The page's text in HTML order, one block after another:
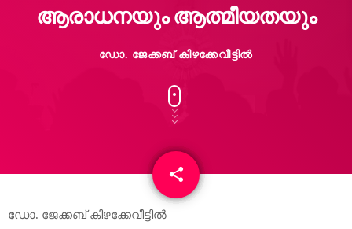
ആരാധനയും ആത്മീയതയും
ഡോ. ജേക്കബ് കിഴക്കേവീട്ടിൽ
share
email
ഡോ. ജേക്കബ് കിഴക്കേവീട്ടിൽ